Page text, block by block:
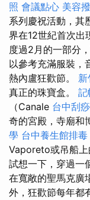
照 會議點心 美容
系列慶祝活動，其
界在12世紀首次出
度過2月的一部分
以參考充滿服裝，
熱內盧狂歡節。
真正的珠寶盒。 記
（Canale 台中刮痧
奇的宮殿，寺廟和
學 台中養生館排毒
Vaporeto或吊船上
試想一下，穿過​​一
在寬敞的聖馬克廣
外，狂歡節每年都